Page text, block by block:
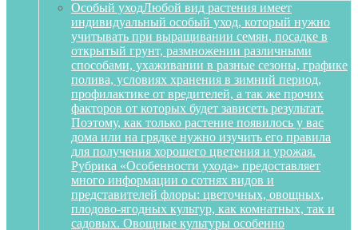
Особый уходЛюбой вид растения имеет
индивидуальный особый уход, который нужно
учитывать при выращивании семян, посадке в
открытый грунт, размножении различными
способами, ухаживании в разные сезоны, графике
полива, условиях хранения в зимний период,
профилактике от вредителей, а так же прочих
факторов от которых будет зависеть результат.
Поэтому, как только растение появилось у вас
дома или на грядке нужно изучить его правила
для получения хорошего цветения и урожая.
Рубрика «Особенности ухода» предоставляет
много информации о сотнях видов и
представителей флоры: цветочных, овощных,
плодово-ягодных культур, как комнатных, так и
садовых. Овощные культуры особенно